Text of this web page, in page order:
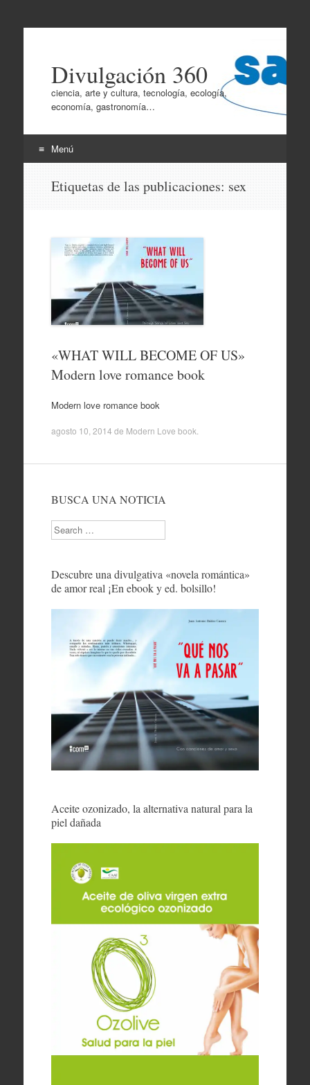
Divulgación 360
ciencia, arte y cultura, tecnología, ecología,
economía, gastronomía…
Menú
Etiquetas de las publicaciones: sex
«WHAT WILL BECOME OF US»
Modern love romance book
Modern love romance book
agosto 10, 2014 de Modern Love book
BUSCA UNA NOTICIA
Search
Descubre una divulgativa «novela romántica»
de amor real ¡En ebook y ed. bolsillo!
Aceite ozonizado, la alternativa natural para la
piel dañada